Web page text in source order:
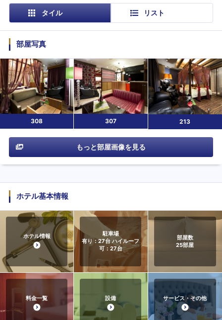
タイル リスト
部屋写真
308 307 213
もっと部屋画像を見る
ホテル基本情報
ホテル情報
駐車場
有り：27台 ハイルーフ
可：27台
部屋数
25部屋
料金一覧 設備 サービス・その他